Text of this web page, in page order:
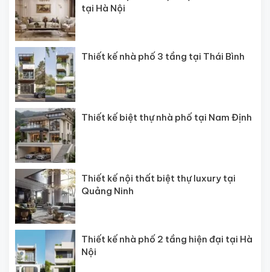
tại Hà Nội
Thiết kế nhà phố 3 tầng tại Thái Bình
Thiết kế biệt thự nhà phố tại Nam Định
Thiết kế nội thất biệt thự luxury tại
Quảng Ninh
Thiết kế nhà phố 2 tầng hiện đại tại Hà
Nội